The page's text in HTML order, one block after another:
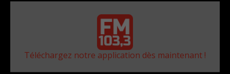
Téléchargez notre application dès maintenant !